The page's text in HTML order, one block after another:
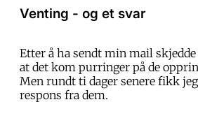
Venting - og et svar
Etter å ha sendt min mail
at det kom purringer på de
Men rundt ti dager senere fikk
respons fra dem.